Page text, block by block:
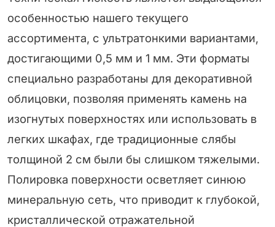
особенностью нашего текущего
ассортимента, с ультратонкими вариантами,
достигающими 0,5 мм и 1 мм. Эти форматы
специально разработаны для декоративной
облицовки, позволяя применять камень на
изогнутых поверхностях или использовать в
легких шкафах, где традиционные слябы
толщиной 2 см были бы слишком тяжелыми.
Полировка поверхности осветляет синюю
минеральную сеть, что приводит к глубокой,
кристаллической отражательной